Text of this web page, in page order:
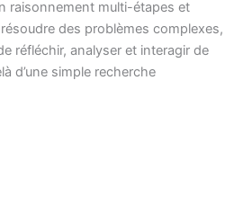
raisonnement multi-étapes et
résoudre des problèmes complexes,
réfléchir, analyser et interagir de
d’une simple recherche